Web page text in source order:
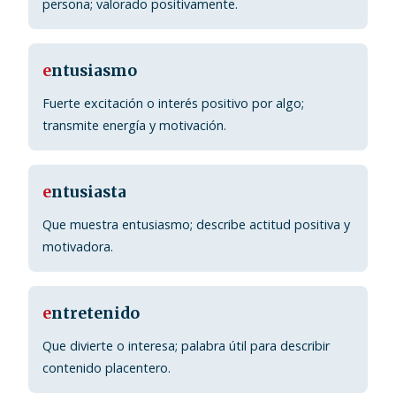
persona; valorado positivamente.
entusiasmo
Fuerte excitación o interés positivo por algo;
transmite energía y motivación.
entusiasta
Que muestra entusiasmo; describe actitud positiva y
motivadora.
entretenido
Que divierte o interesa; palabra útil para describir
contenido placentero.